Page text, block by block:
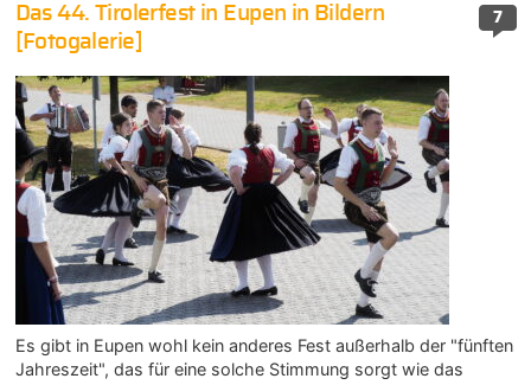
7
Das 44. Tirolerfest in Eupen in Bildern
[Fotogalerie]
Es gibt in Eupen wohl kein anderes Fest außerhalb der "fünften
Jahreszeit", das für eine solche Stimmung sorgt wie das